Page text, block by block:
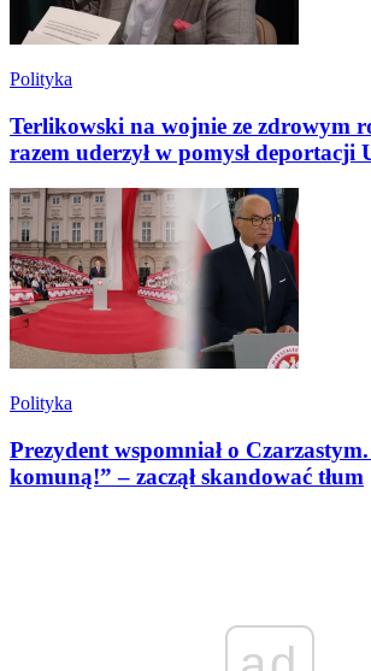
Polityka
Terlikowski na wojnie ze zdrowym
razem uderzył w pomysł deportacji
Polityka
Prezydent wspomniał o
komuną!” – zaczął skandować tłum